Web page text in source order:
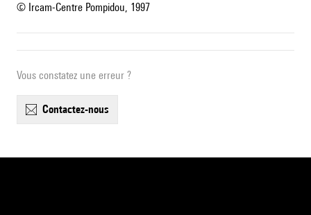
© Ircam-Centre Pompidou, 1997
Vous constatez une erreur ?
contactez-nous